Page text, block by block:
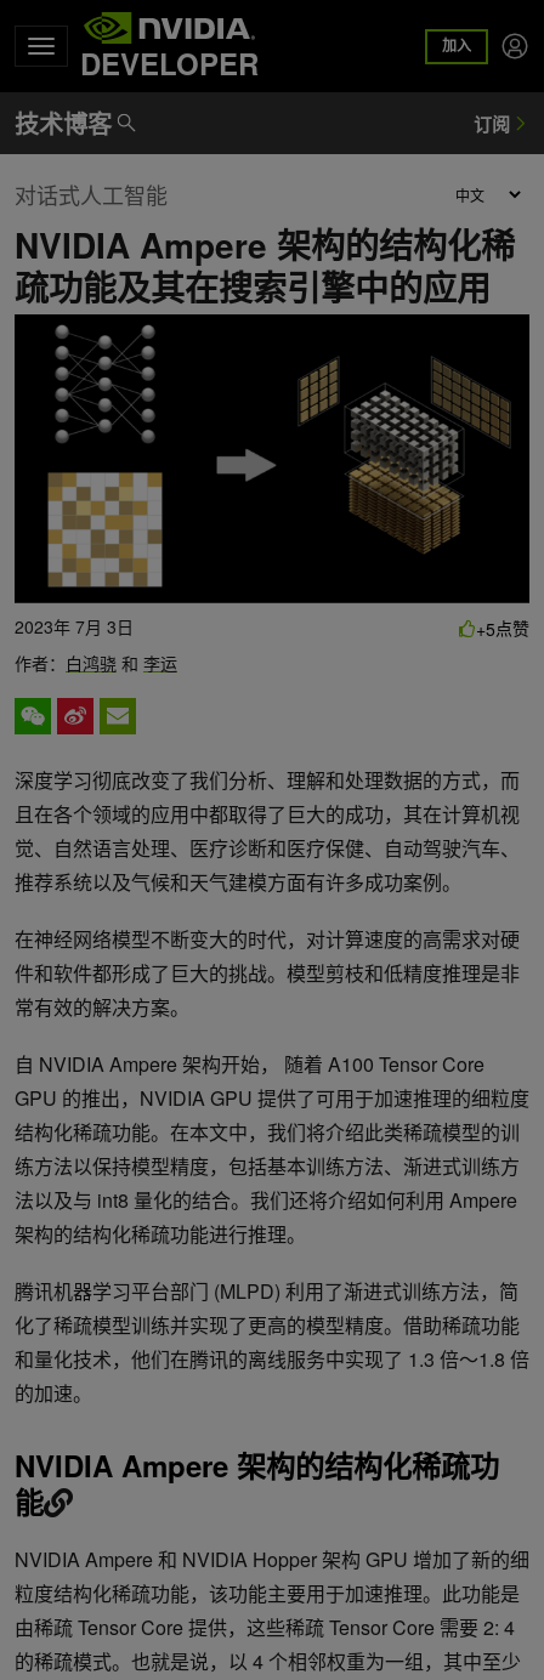
DEVELOPER 加入
对话式人工智能
NVIDIA Ampere 架构的结构化稀
疏功能及其在搜索引擎中的应用
2023年 7月 3日
作者： 白鸿骁 和 李运
+5点赞
深度学习彻底改变了我们分析、理解和处理数据的方式，而
且在各个领域的应用中都取得了巨大的成功，其在计算机视
觉、自然语言处理、医疗诊断和医疗保健、自动驾驶汽车、
推荐系统以及气候和天气建模方面有许多成功案例。
在神经网络模型不断变大的时代，对计算速度的高需求对硬
件和软件都形成了巨大的挑战。模型剪枝和低精度推理是非
常有效的解决方案。
自 NVIDIA Ampere 架构开始， 随着 A100 Tensor Core
GPU 的推出，NVIDIA GPU 提供了可用于加速推理的细粒度
结构化稀疏功能。在本文中，我们将介绍此类稀疏模型的训
练方法以保持模型精度，包括基本训练方法、渐进式训练方
法以及与 int8 量化的结合。我们还将介绍如何利用 Ampere
架构的结构化稀疏功能进行推理。
腾讯机器学习平台部门 (MLPD) 利用了渐进式训练方法，简
化了稀疏模型训练并实现了更高的模型精度。借助稀疏功能
和量化技术，他们在腾讯的离线服务中实现了 1.3 倍～1.8 倍
的加速。
NVIDIA Ampere 架构的结构化稀疏功
能
NVIDIA Ampere 和 NVIDIA Hopper 架构 GPU 增加了新的细
粒度结构化稀疏功能，该功能主要用于加速推理。此功能是
由稀疏 Tensor Core 提供，这些稀疏 Tensor Core 需要 2: 4
的稀疏模式。也就是说，以 4 个相邻权重为一组，其中至少